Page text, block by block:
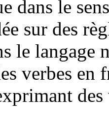
dans le
sur des
le langage
verbes en